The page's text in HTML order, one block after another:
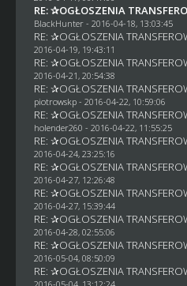
RE: ✰OGŁOSZENIA
BlackHunter- 2016-04-18, 13:03:45
RE: ✰OGŁOSZENIA
2016-04-19, 19:43:11
RE: ✰OGŁOSZENIA
2016-04-21, 20:54:38
RE: ✰OGŁOSZENIA
piotrowskp- 2016-04-22, 10:59:06
RE: ✰OGŁOSZENIA
holender260 - 2016-04-22, 11:55:25
RE: ✰OGŁOSZENIA
2016-04-24, 23:25:16
RE: ✰OGŁOSZENIA
2016-04-27, 12:26:48
RE: ✰OGŁOSZENIA
2016-04-27, 15:39:44
RE: ✰OGŁOSZENIA
2016-04-28, 02:55:06
RE: ✰OGŁOSZENIA
2016-05-04, 08:50:09
RE: ✰OGŁOSZENIA